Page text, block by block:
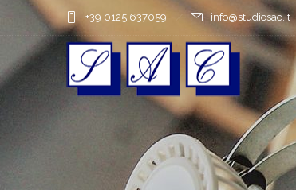
+39 0125 637059 info@studiosac.it